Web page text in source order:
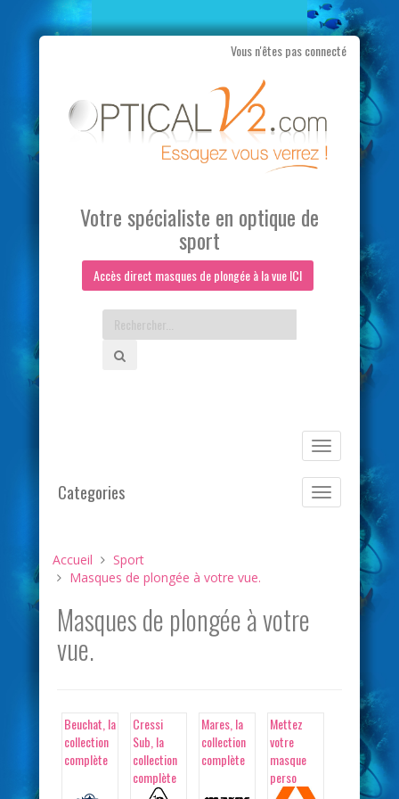
Vous n'êtes pas connecté
contenu
Votre spécialiste en optique de
sport
Accès direct masques de plongée à la vue ICI
Basculer
la
navigation
Basculer
la
navigation
Categories
Accueil
Sport
Masques de plongée à votre vue.
Masques de plongée à votre
vue.
Beuchat, la
collection
complète
Cressi
Sub, la
collection
complète
Mares, la
collection
complète
Mettez
votre
masque
perso
APEKS à